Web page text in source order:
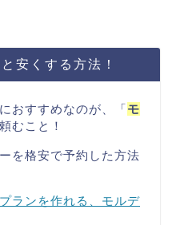
安くする方法！
おすすめなのが、「モ
むこと！
を格安で予約した方法
ランを作れる、モルデ